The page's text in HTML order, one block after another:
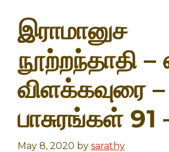
இராமானுச
நூற்றந்தாதி –
விளக்கவுரை –
பாசுரங்கள் 91
May 8, 2020 by sarathy